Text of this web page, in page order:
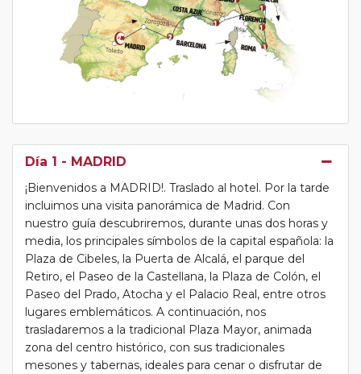
Día 1 - MADRID
¡Bienvenidos a MADRID!. Traslado al hotel. Por la tarde
incluimos una visita panorámica de Madrid. Con
nuestro guía descubriremos, durante unas dos horas y
media, los principales símbolos de la capital española: la
Plaza de Cibeles, la Puerta de Alcalá, el parque del
Retiro, el Paseo de la Castellana, la Plaza de Colón, el
Paseo del Prado, Atocha y el Palacio Real, entre otros
lugares emblemáticos. A continuación, nos
trasladaremos a la tradicional Plaza Mayor, animada
zona del centro histórico, con sus tradicionales
mesones y tabernas, ideales para cenar o disfrutar de